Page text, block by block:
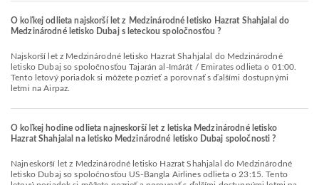
O koľkej odlieta najskorší let z Medzinárodné letisko Hazrat Shahjalal do
Medzinárodné letisko Dubaj s leteckou spoločnosťou ?
Najskorší let z Medzinárodné letisko Hazrat Shahjalal do Medzinárodné
letisko Dubaj so spoločnosťou Tajarán al-Imárát / Emirates odlieta o 01:00.
Tento letový poriadok si môžete pozrieť a porovnať s ďalšími dostupnými
letmi na Airpaz.
O koľkej hodine odlieta najneskorší let z letiska Medzinárodné letisko
Hazrat Shahjalal na letisko Medzinárodné letisko Dubaj spoločnosti ?
Najneskorší let z Medzinárodné letisko Hazrat Shahjalal do Medzinárodné
letisko Dubaj so spoločnosťou US-Bangla Airlines odlieta o 23:15. Tento